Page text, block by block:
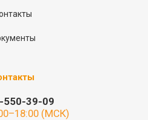
550-39-09
(МСК)